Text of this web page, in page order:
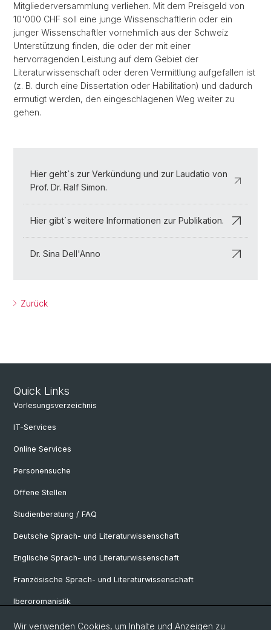
Mitgliederversammlung verliehen. Mit dem Preisgeld von
10'000 CHF soll eine junge Wissenschaftlerin oder ein
junger Wissenschaftler vornehmlich aus der Schweiz
Unterstützung finden, die oder der mit einer
hervorragenden Leistung auf dem Gebiet der
Literaturwissenschaft oder deren Vermittlung aufgefallen ist
(z. B. durch eine Dissertation oder Habilitation) und dadurch
ermutigt werden, den eingeschlagenen Weg weiter zu
gehen.
Hier geht`s zur Verkündung und zur Laudatio von
Prof. Dr. Ralf Simon.
Hier gibt`s weitere Informationen zur Publikation.
Dr. Sina Dell'Anno
Zurück
Quick Links
Vorlesungsverzeichnis
IT-Services
Online Services
Personensuche
Offene Stellen
Studienberatung / FAQ
Deutsche Sprach- und Literaturwissenschaft
Englische Sprach- und Literaturwissenschaft
Französische Sprach- und Literaturwissenschaft
Iberoromanistik
Italianistik
Wir verwenden Cookies, um Inhalte und Anzeigen zu